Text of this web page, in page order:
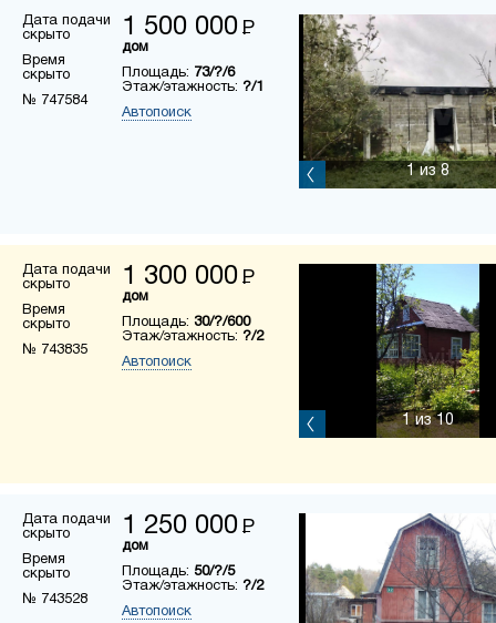
Дата подачи
скрыто
Время
скрыто
№ 747584
1 500 000 Р
дом
Площадь: 73/?/6
Этаж/этажность: ?/1
Автопоиск
1из 8
Дата подачи
скрыто
Время
скрыто
№ 743835
1 300 000 Р
дом
Площадь: 30/?/600
Этаж/этажность: ?/2
Автопоиск
1из 10
Дата подачи
скрыто
Время
скрыто
№ 743528
1 250 000 Р
дом
Площадь: 50/?/5
Этаж/этажность: ?/2
Автопоиск